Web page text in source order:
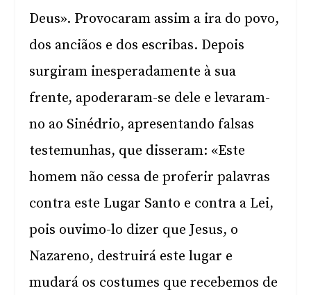
Deus». Provocaram assim a ira do povo,
dos anciãos e dos escribas. Depois
surgiram inesperadamente à sua
frente, apoderaram-se dele e levaram-
no ao Sinédrio, apresentando falsas
testemunhas, que disseram: «Este
homem não cessa de proferir palavras
contra este Lugar Santo e contra a Lei,
pois ouvimo-lo dizer que Jesus, o
Nazareno, destruirá este lugar e
mudará os costumes que recebemos de